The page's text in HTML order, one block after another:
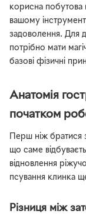
корисна побутова
вашому
задоволення. Для
потрібно мати
базові фізичні
Анатомія
початком
Перш ніж братися
що саме
відновлення
псування клинка
Різниця між